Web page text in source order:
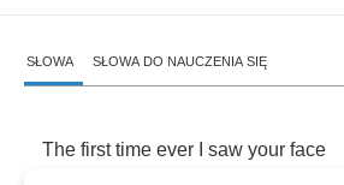
SŁOWA SŁOWA DO NAUCZENIA SIĘ
The first time ever saw your face